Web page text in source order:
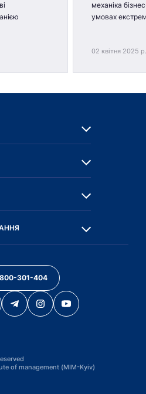
механіка
умовах
02 квітня 2025 р.
301-404
of management (MIM-Kyiv)